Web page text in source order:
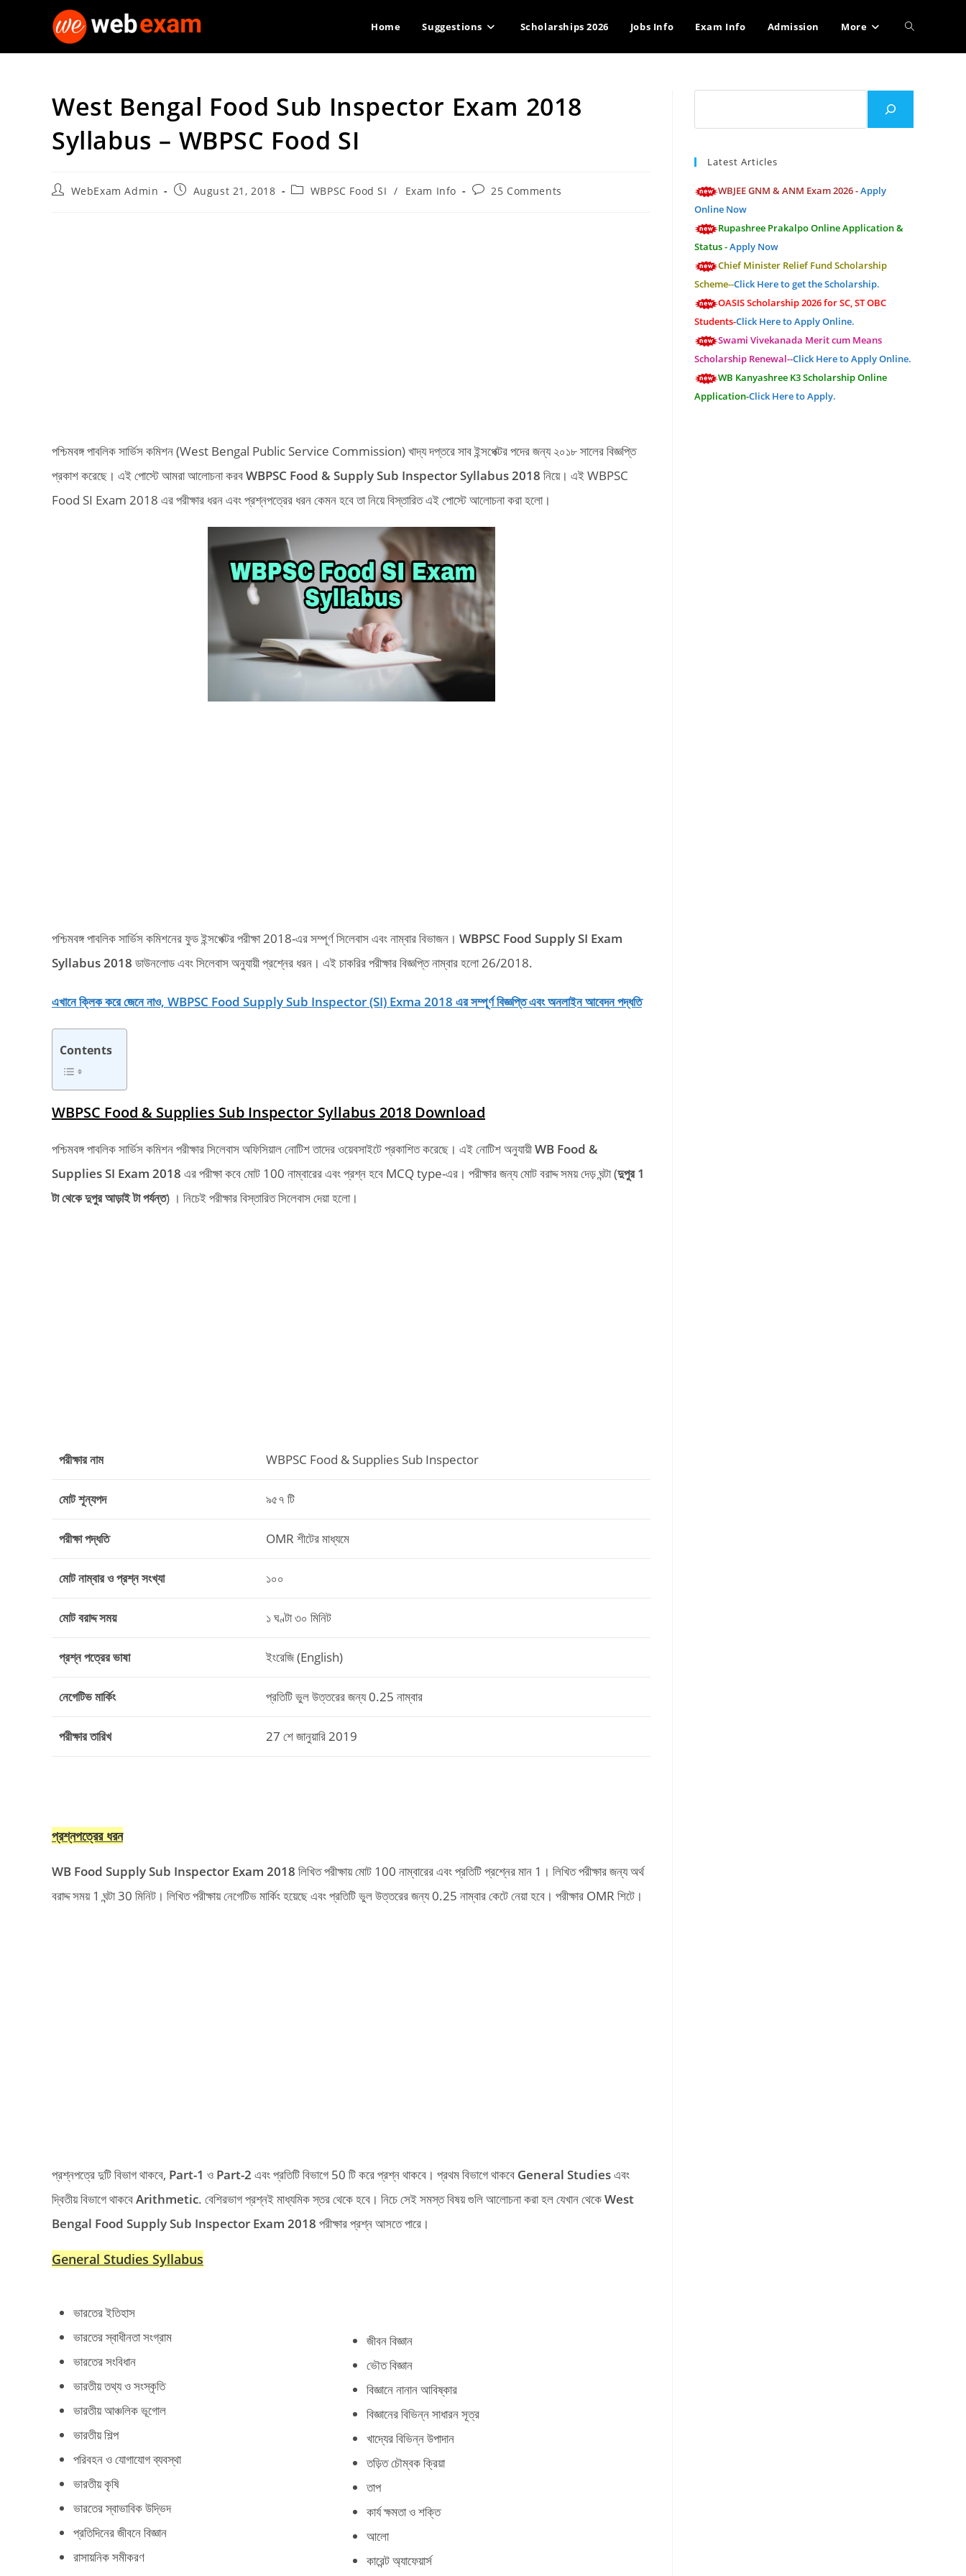
Home Suggestions Scholarships 2026 Jobs Info Exam Info Admission More Toggle
search
West Bengal Food Sub Inspector Exam 2018
Syllabus – WBPSC Food SI
PostWebExam Admin
PostAugust 21, 2018
PostWBPSC Food SI / Exam Info
Post25 Comments
পশ্চিমবঙ্গ পাবলিক সার্ভিস কমিশন (West Bengal Public Service Commission) খাদ্য দপ্তরে সাব ইন্সপেক্টর পদের জন্য ২০১৮ সালের বিজ্ঞপ্তি
প্রকাশ করেছে। এই পোস্টে আমরা আলোচনা করবWBPSC Food & Supply Sub Inspector Syllabus 2018 নিয়ে। এই WBPSC
Food SI Exam 2018 এর পরীক্ষার ধরন এবং প্রশ্নপত্রের ধরন কেমন হবে তা নিয়ে বিস্তারিত এই পোস্টে আলোচনা করা হলো।
পশ্চিমবঙ্গ পাবলিক সার্ভিস কমিশনের ফুড ইন্সপেক্টর পরীক্ষা 2018-এর সম্পূর্ণ সিলেবাস এবং নাম্বার বিভাজন। WBPSC Food Supply SI Exam
Syllabus 2018 ডাউনলোড এবং সিলেবাস অনুযায়ী প্রশ্নের ধরন। এই চাকরির পরীক্ষার বিজ্ঞপ্তি নাম্বার হলো 26/2018.
এখানে ক্লিক করে জেনে নাও, WBPSC Food Supply Sub Inspector (SI) Exma 2018 এর সম্পূর্ণ বিজ্ঞপ্তি এবং অনলাইন আবেদন পদ্ধতি
Contents
WBPSC Food & Supplies Sub Inspector Syllabus 2018 Download
পশ্চিমবঙ্গ পাবলিক সার্ভিস কমিশন পরীক্ষার সিলেবাস অফিসিয়াল নোটিশ তাদের ওয়েবসাইটে প্রকাশিত করেছে। এই নোটিশ অনুযায়ীWB Food &
Supplies SI Exam 2018 এর পরীক্ষা কবে মোট 100 নাম্বারের এবং প্রশ্ন হবে MCQ type-এর। পরীক্ষার জন্য মোট বরাদ্দ সময় দেড় ঘন্টা (দুপুর 1
টা থেকে দুপুর আড়াই টা পর্যন্ত) । নিচেই পরীক্ষার বিস্তারিত সিলেবাস দেয়া হলো।
পরীক্ষার নাম WBPSC Food & Supplies Sub Inspector
মোট শূন্যপদ ৯৫৭ টি
পরীক্ষা পদ্ধতি OMR শীটের মাধ্যমে
মোট নাম্বার ও প্রশ্ন সংখ্যা ১০০
মোট বরাদ্দ সময় ১ ঘণ্টা ৩০ মিনিট
প্রশ্ন পত্রের ভাষা ইংরেজি (English)
নেগেটিভ মার্কিং প্রতিটি ভুল উত্তরের জন্য 0.25 নাম্বার
পরীক্ষার তারিখ 27 শে জানুয়ারি 2019
প্রশ্নপত্রের ধরন
WB Food Supply Sub Inspector Exam 2018 লিখিত পরীক্ষায় মোট 100 নাম্বারের এবং প্রতিটি প্রশ্নের মান 1। লিখিত পরীক্ষার জন্য অর্থ
বরাদ্দ সময় 1 ঘন্টা 30 মিনিট। লিখিত পরীক্ষায় নেগেটিভ মার্কিং হয়েছে এবং প্রতিটি ভুল উত্তরের জন্য 0.25 নাম্বার কেটে নেয়া হবে। পরীক্ষার OMR শিটে।
প্রশ্নপত্রে দুটি বিভাগ থাকবে, Part-1 ও Part-2 এবং প্রতিটি বিভাগে 50 টি করে প্রশ্ন থাকবে। প্রথম বিভাগে থাকবে General Studiesএবং
দ্বিতীয় বিভাগে থাকবেArithmetic. বেশিরভাগ প্রশ্নই মাধ্যমিক স্তর থেকে হবে। নিচে সেই সমস্ত বিষয় গুলি আলোচনা করা হল যেখান থেকেWest
Bengal Food Supply Sub Inspector Exam 2018 পরীক্ষার প্রশ্ন আসতে পারে।
General Studies Syllabus
ভারতের ইতিহাস
ভারতের স্বাধীনতা সংগ্রাম
ভারতের সংবিধান
ভারতীয় তথ্য ও সংস্কৃতি
ভারতীয় আঞ্চলিক ভূগোল
ভারতীয় শিল্প
পরিবহন ও যোগাযোগ ব্যবস্থা
ভারতীয় কৃষি
ভারতের স্বাভাবিক উদ্ভিদ
প্রতিদিনের জীবনে বিজ্ঞান
রাসায়নিক সমীকরণ
জীবন বিজ্ঞান
ভৌত বিজ্ঞান
বিজ্ঞানে নানান আবিষ্কার
বিজ্ঞানের বিভিন্ন সাধারন সূত্র
খাদ্যের বিভিন্ন উপাদান
তড়িত চৌম্বক ক্রিয়া
তাপ
কার্য ক্ষমতা ও শক্তি
আলো
কারেন্ট অ্যাফেয়ার্স
Latest Articles
WBJEE GNM & ANM Exam 2026 -Apply
Online Now
Rupashree Prakalpo Online Application &
Status -Apply Now
Chief Minister Relief Fund Scholarship
Scheme--Click Here to get the Scholarship.
OASIS Scholarship 2026 for SC, ST OBC
Students-Click Here to Apply Online.
Swami Vivekanada Merit cum Means
Scholarship Renewal--Click Here to Apply Online.
WB Kanyashree K3 Scholarship Online
Application-Click Here to Apply.